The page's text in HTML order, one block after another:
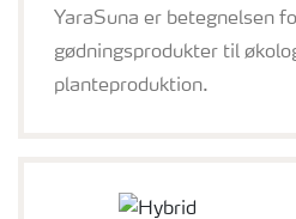
YaraSuna er betegnelsen
gødningsprodukter til
planteproduktion.